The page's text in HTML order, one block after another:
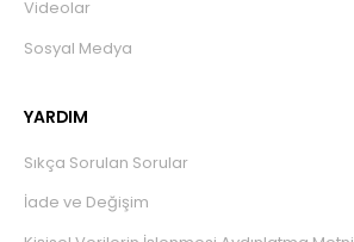
Videolar
Sosyal Medya
YARDIM
Sıkça Sorulan Sorular
İade ve Değişim